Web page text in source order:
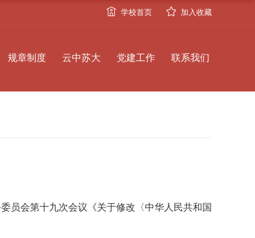
学校首页 加入收藏
规章制度 云中苏大 党建工作 联系我们
员会第十九次会议《关于修改〈中华人民共和国